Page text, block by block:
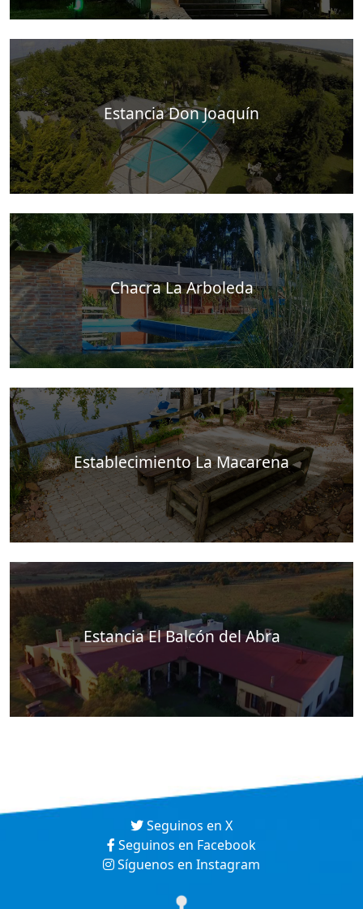
Estancia Don Joaquín
Chacra La Arboleda
Establecimiento La Macarena
Estancia El Balcón del Abra
Seguinos en X
Seguinos en Facebook
Síguenos en Instagram